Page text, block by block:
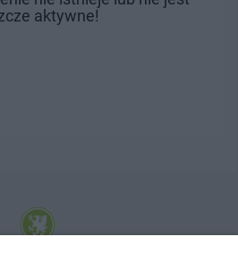
aktywne!
z o.o. Internetowy Serwis Informacyjny Miasta